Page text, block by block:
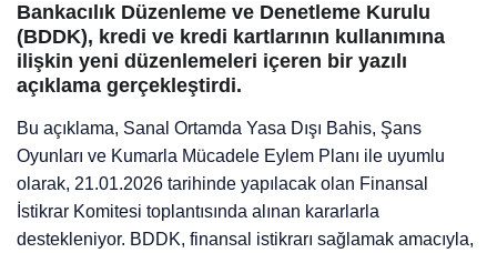
Bankacılık Düzenleme ve Denetleme Kurulu
(BDDK), kredi ve kredi kartlarının kullanımına
ilişkin yeni düzenlemeleri içeren bir yazılı
açıklama gerçekleştirdi.
Bu açıklama, Sanal Ortamda Yasa Dışı Bahis, Şans
Oyunları ve Kumarla Mücadele Eylem Planı ile uyumlu
olarak, 21.01.2026 tarihinde yapılacak olan Finansal
İstikrar Komitesi toplantısında alınan kararlarla
destekleniyor. BDDK, finansal istikrarı sağlamak amacıyla,